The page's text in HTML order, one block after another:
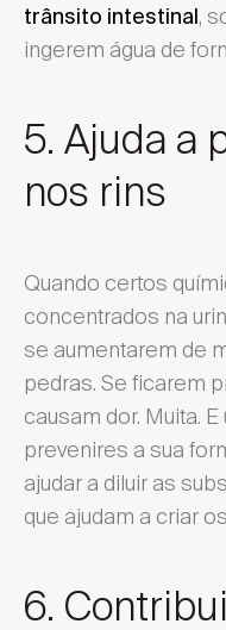
trânsito intestinal,
ingerem água de
5. Ajuda a
nos rins
Quando certos
concentrados na
se aumentarem de
pedras. Se ficarem
causam dor. Muita.
prevenires a sua
ajudar a diluir as
que ajudam a criar
6.